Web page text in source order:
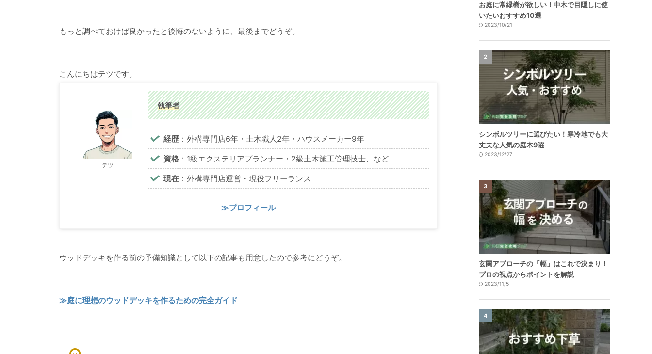
もっと調べておけば良かったと後悔のないように、最後までどうぞ。
こんにちはテツです。
テツ
執筆者
経歴 ：外構専門店6年・土木職人2年・ハウスメーカー9年
資格 ：1級エクステリアプランナー・2級土木施工管理技士、など
現在 ：外構専門店運営・現役フリーランス
≫プロフィール
ウッドデッキを作る前の予備知識として以下の記事も用意したので参考にどうぞ。
≫庭に理想のウッドデッキを作るための完全ガイド
お庭に常緑樹が欲しい！中木で目隠しに使
いたいおすすめ10選
2023/10/21
2
シンボルツリーに選びたい！寒冷地でも大
丈夫な人気の庭木9選
2023/12/27
3
玄関アプローチの「幅」はこれで決まり！
プロの視点からポイントを解説
2023/11/5
4